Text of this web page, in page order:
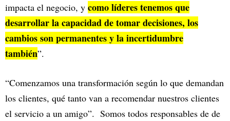
impacta el negocio, y como líderes tenemos que
desarrollar la capacidad de tomar decisiones, los
cambios son permanentes y la incertidumbre
también”.
“Comenzamos una transformación según lo que demandan
los clientes, qué tanto van a recomendar nuestros clientes
el servicio a un amigo”. Somos todos responsables de de